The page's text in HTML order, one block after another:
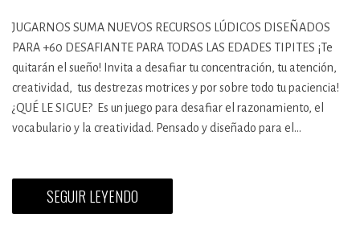
JUGARNOS SUMA NUEVOS RECURSOS LÚDICOS DISEÑADOS
PARA +60 DESAFIANTE PARA TODAS LAS EDADES TIPITES ¡Te
quitarán el sueño! Invita a desafiar tu concentración, tu atención,
creatividad, tus destrezas motrices y por sobre todo tu paciencia!
¿QUÉ LE SIGUE? Es un juego para desafiar el razonamiento, el
vocabulario y la creatividad. Pensado y diseñado para el…
SEGUIR LEYENDO